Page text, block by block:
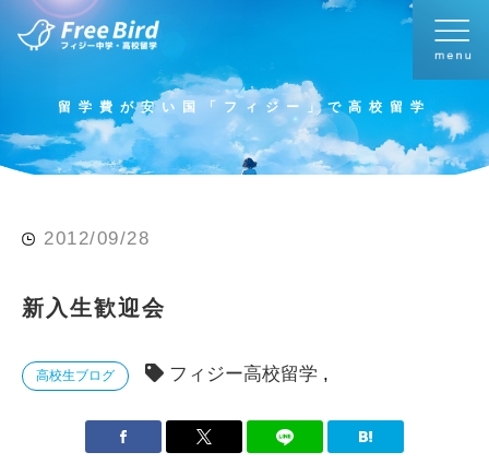
留学費が安い国「フィジー」で高校留学
2012/09/28
新入生歓迎会
高校生ブログ フィジー高校留学